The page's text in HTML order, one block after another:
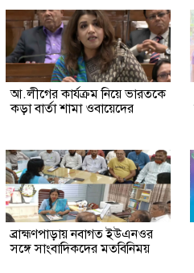
আ.লীগের কার্যক্রম নিয়ে ভারতকে
কড়া বার্তা শামা ওবায়েদের
ব্রাহ্মণপাড়ায় নবাগত ইউএনওর
সঙ্গে সাংবাদিকদের মতবিনিময়